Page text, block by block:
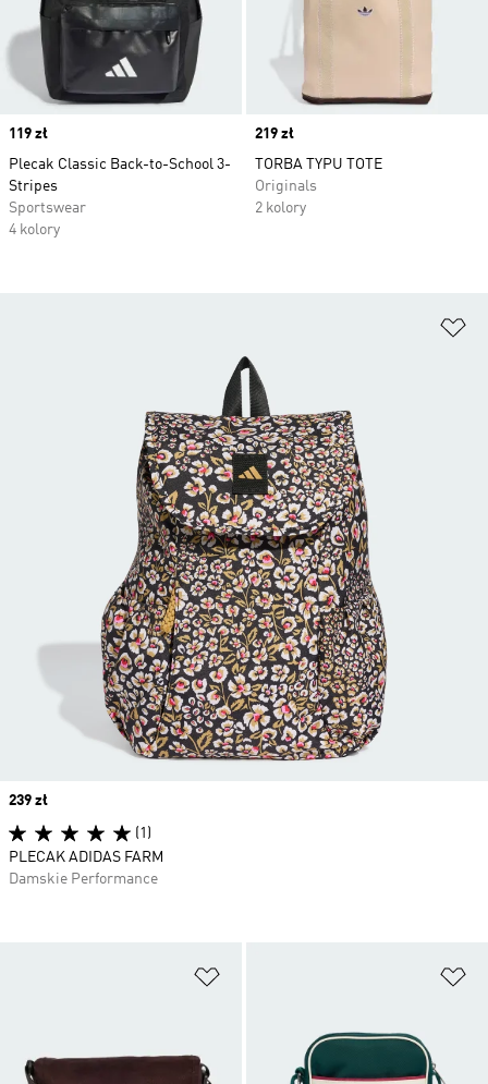
Price
119 zł
Plecak Classic Back-to-School 3-
Stripes
Sportswear
4 kolory
Price
219 zł
TORBA TYPU TOTE
Originals
2 kolory
Price
239 zł
(1)
PLECAK ADIDAS FARM
Damskie Performance